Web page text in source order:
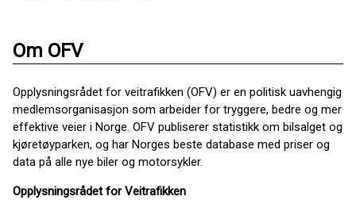
Om OFV
Opplysningsrådet for veitrafikken (OFV) er en politisk uavhengig
medlemsorganisasjon som arbeider for tryggere, bedre og mer
effektive veier i Norge. OFV publiserer statistikk om bilsalget og
kjøretøyparken, og har Norges beste database med priser og
data på alle nye biler og motorsykler.
Opplysningsrådet for Veitrafikken